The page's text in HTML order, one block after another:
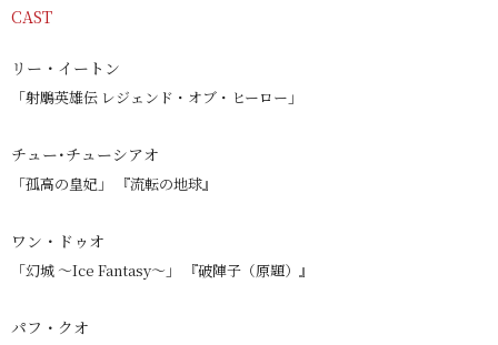
CAST
リー・イートン
「射鵰英雄伝 レジェンド・オブ・ヒーロー」
チュー･チューシアオ
「孤高の皇妃」 『流転の地球』
ワン・ドゥオ
「幻城 〜Ice Fantasy〜」 『破陣子（原題）』
パフ・クオ